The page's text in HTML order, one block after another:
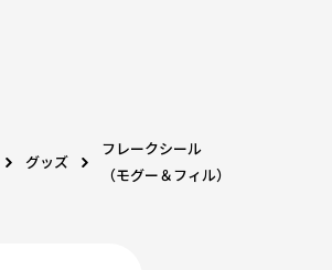
グッズ
フレークシール
（モグー＆フィル）